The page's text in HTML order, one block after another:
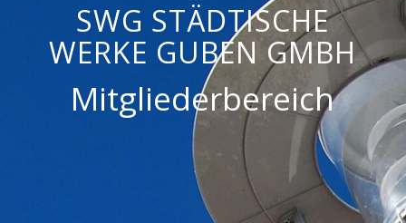
SWG STÄDTISCHE
WERKE GUBEN GMBH
Mitgliederbereich